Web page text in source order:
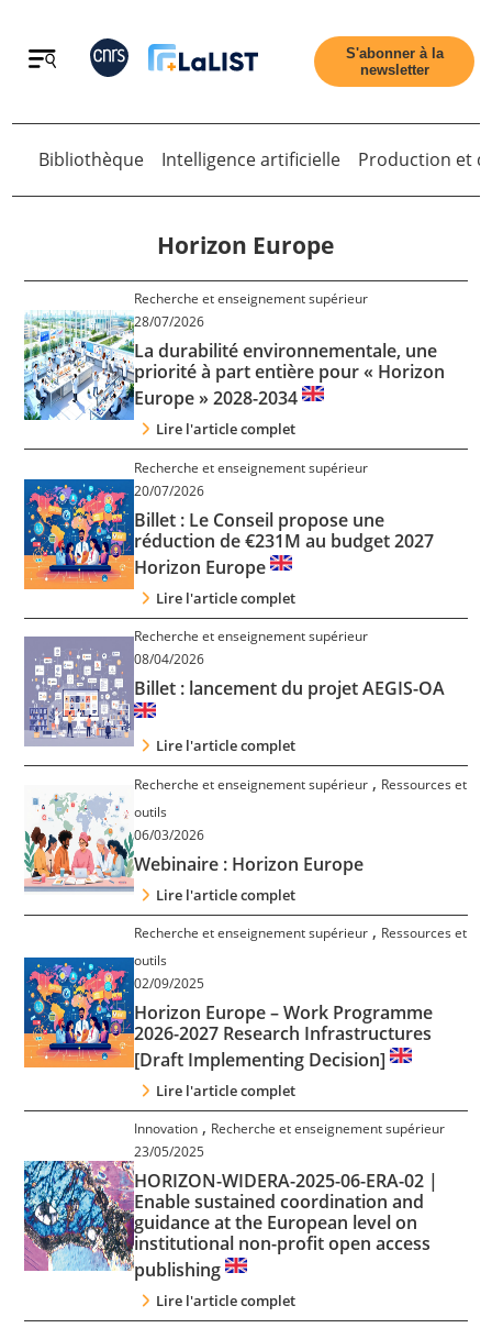
Retour
Accueil
Tous les articles
Qui sommes nous ?
Contact
Nous suivre
S'abonner à la
newsletter
Bibliothèque Intelligence artificielle Production et
Horizon Europe
Recherche et enseignement supérieur
28/07/2026
La durabilité environnementale, une
priorité à part entière pour « Horizon
Europe » 2028-2034
Lire l'article complet
Recherche et enseignement supérieur
20/07/2026
Billet : Le Conseil propose une
réduction de €231M au budget 2027
Horizon Europe
Lire l'article complet
Recherche et enseignement supérieur
08/04/2026
Billet : lancement du projet AEGIS-OA
Lire l'article complet
Recherche et enseignement supérieur , Ressources et
outils
06/03/2026
Webinaire : Horizon Europe
Lire l'article complet
Recherche et enseignement supérieur , Ressources et
outils
02/09/2025
Horizon Europe – Work Programme
2026-2027 Research Infrastructures
[Draft Implementing Decision]
Lire l'article complet
Innovation , Recherche et enseignement supérieur
23/05/2025
HORIZON-WIDERA-2025-06-ERA-02 |
Enable sustained coordination and
guidance at the European level on
institutional non-profit open access
publishing
Lire l'article complet